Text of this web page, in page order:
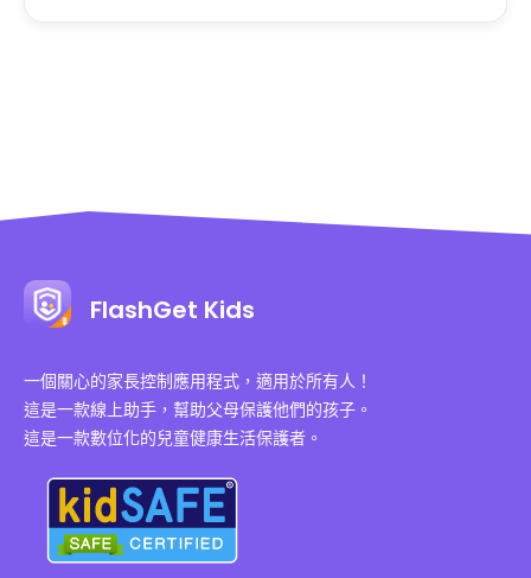
FlashGet Kids
一個關心的家長控制應用程式，適用於所有人！
這是一款線上助手，幫助父母保護他們的孩子。
這是一款數位化的兒童健康生活保護者。